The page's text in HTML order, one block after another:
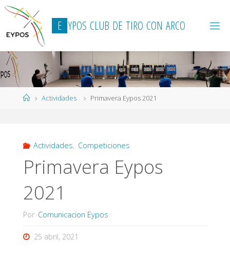
Saltar
contenido
E YPOS CLUB DE TIRO CON ARCO
PáginaActividades Primavera Eypos 2021
Actividades, Competiciones
Primavera Eypos
2021
Por Comunicacion Eypos
25 abril, 2021